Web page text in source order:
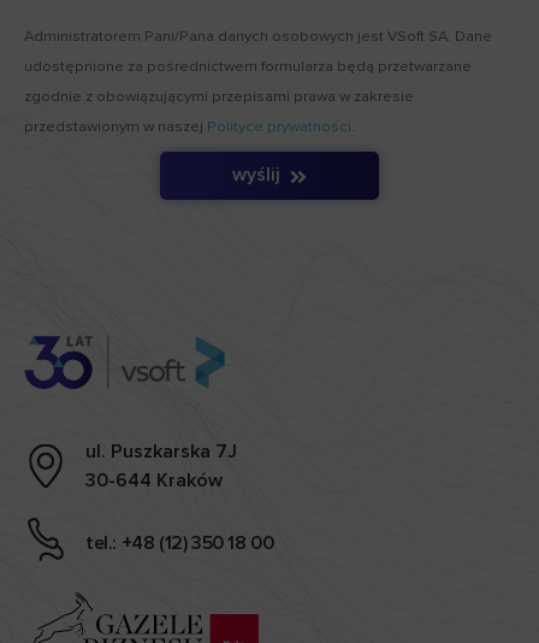
Administratorem Pani/Pana danych osobowych jest VSoft SA. Dane
udostępnione za pośrednictwem formularza będą przetwarzane
zgodnie z obowiązującymi przepisami prawa w zakresie
przedstawionym w naszej Polityce prywatności.
wyślij
ul. Puszkarska 7J
30-644 Kraków
tel.: +48 (12) 350 18 00